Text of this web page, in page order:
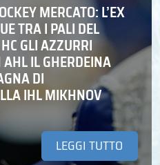
MERCATO: L’EX
TRA I PALI DEL
GLI AZZURRI
IL GHERDEINA
DI
IHL MIKHNOV
LEGGI TUTTO